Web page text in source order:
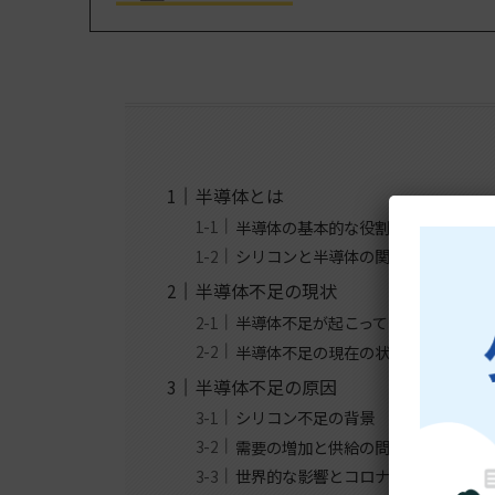
半導体とは
半導体の基本的な役割と機能
シリコンと半導体の関係
半導体不足の現状
半導体不足が起こっている業界
半導体不足の現在の状況
半導体不足の原因
シリコン不足の背景
需要の増加と供給の問題
世界的な影響とコロナウイルスの影